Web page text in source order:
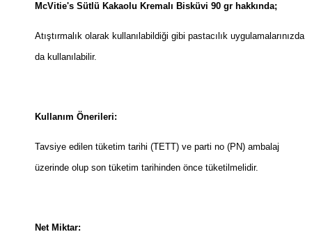
McVitie's Sütlü Kakaolu Kremalı Bisküvi 90 gr hakkında;
Atıştırmalık olarak kullanılabildiği gibi pastacılık uygulamalarınızda
da kullanılabilir.
Kullanım Önerileri:
Tavsiye edilen tüketim tarihi (TETT) ve parti no (PN) ambalaj
üzerinde olup son tüketim tarihinden önce tüketilmelidir.
Net Miktar: